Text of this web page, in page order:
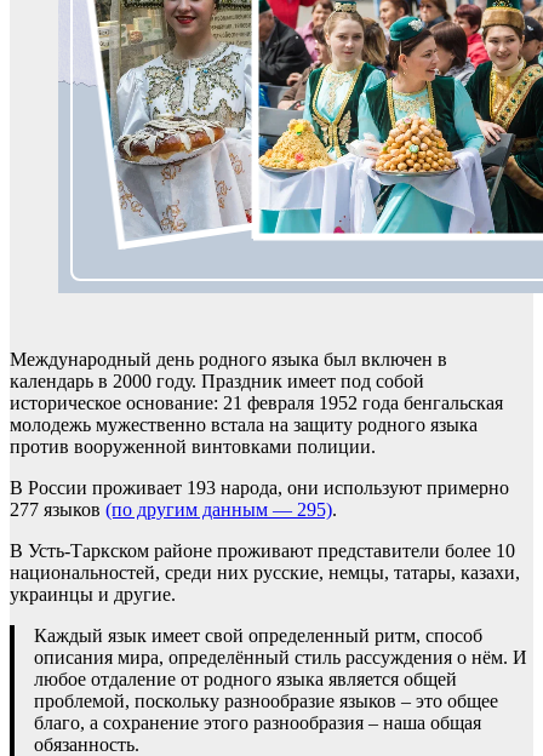
Международный день родного языка был включен в
календарь в 2000 году. Праздник имеет под собой
историческое основание: 21 февраля 1952 года бенгальская
молодежь мужественно встала на защиту родного языка
против вооруженной винтовками полиции.
В России проживает 193 народа, они используют примерно
277 языков (по другим данным — 295).
В Усть-Таркском районе проживают представители более 10
национальностей, среди них русские, немцы, татары, казахи,
украинцы и другие.
Каждый язык имеет свой определенный ритм, способ
описания мира, определённый стиль рассуждения о нём. И
любое отдаление от родного языка является общей
проблемой, поскольку разнообразие языков – это общее
благо, а сохранение этого разнообразия – наша общая
обязанность.